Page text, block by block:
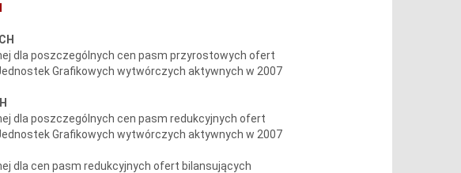
dla poszczególnych cen pasm przyrostowych ofert
Grafikowych wytwórczych aktywnych w 2007
dla poszczególnych cen pasm redukcyjnych ofert
Grafikowych wytwórczych aktywnych w 2007
dla cen pasm redukcyjnych ofert bilansujących